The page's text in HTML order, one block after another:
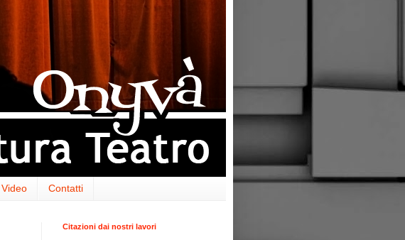
Video Contatti
Citazioni dai nostri lavori